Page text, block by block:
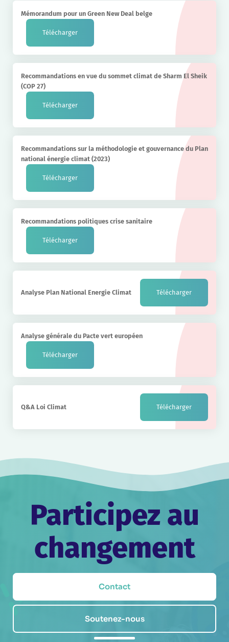
Mémorandum pour un Green New Deal belge
Télécharger
Recommandations en vue du sommet climat de Sharm El Sheik
(COP 27)
Télécharger
Recommandations sur la méthodologie et gouvernance du Plan
national énergie climat (2023)
Télécharger
Recommandations politiques crise sanitaire
Télécharger
Analyse Plan National Energie Climat Télécharger
Analyse générale du Pacte vert européen
Télécharger
Q&A Loi Climat Télécharger
Participez au
changement
Contact
Soutenez-nous